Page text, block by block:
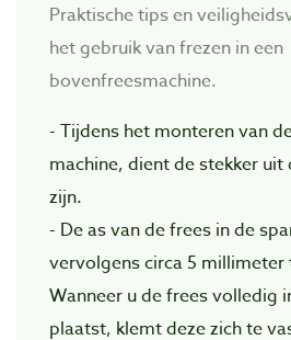
Praktische tips en
het gebruik van frezen in een
bovenfreesmachine.
- Tijdens het monteren van
machine, dient de stekker
zijn.
- De as van de frees in de
vervolgens circa 5 millimeter
Wanneer u de frees volledig
plaatst, klemt deze zich te